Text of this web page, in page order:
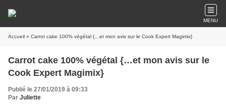
MENU
Accueil » Carrot cake 100% végétal {…et mon avis sur le Cook Expert Magimix}
Carrot cake 100% végétal {…et mon avis sur le
Cook Expert Magimix}
Publié le 27/01/2019 à 09:33
Par Juliette